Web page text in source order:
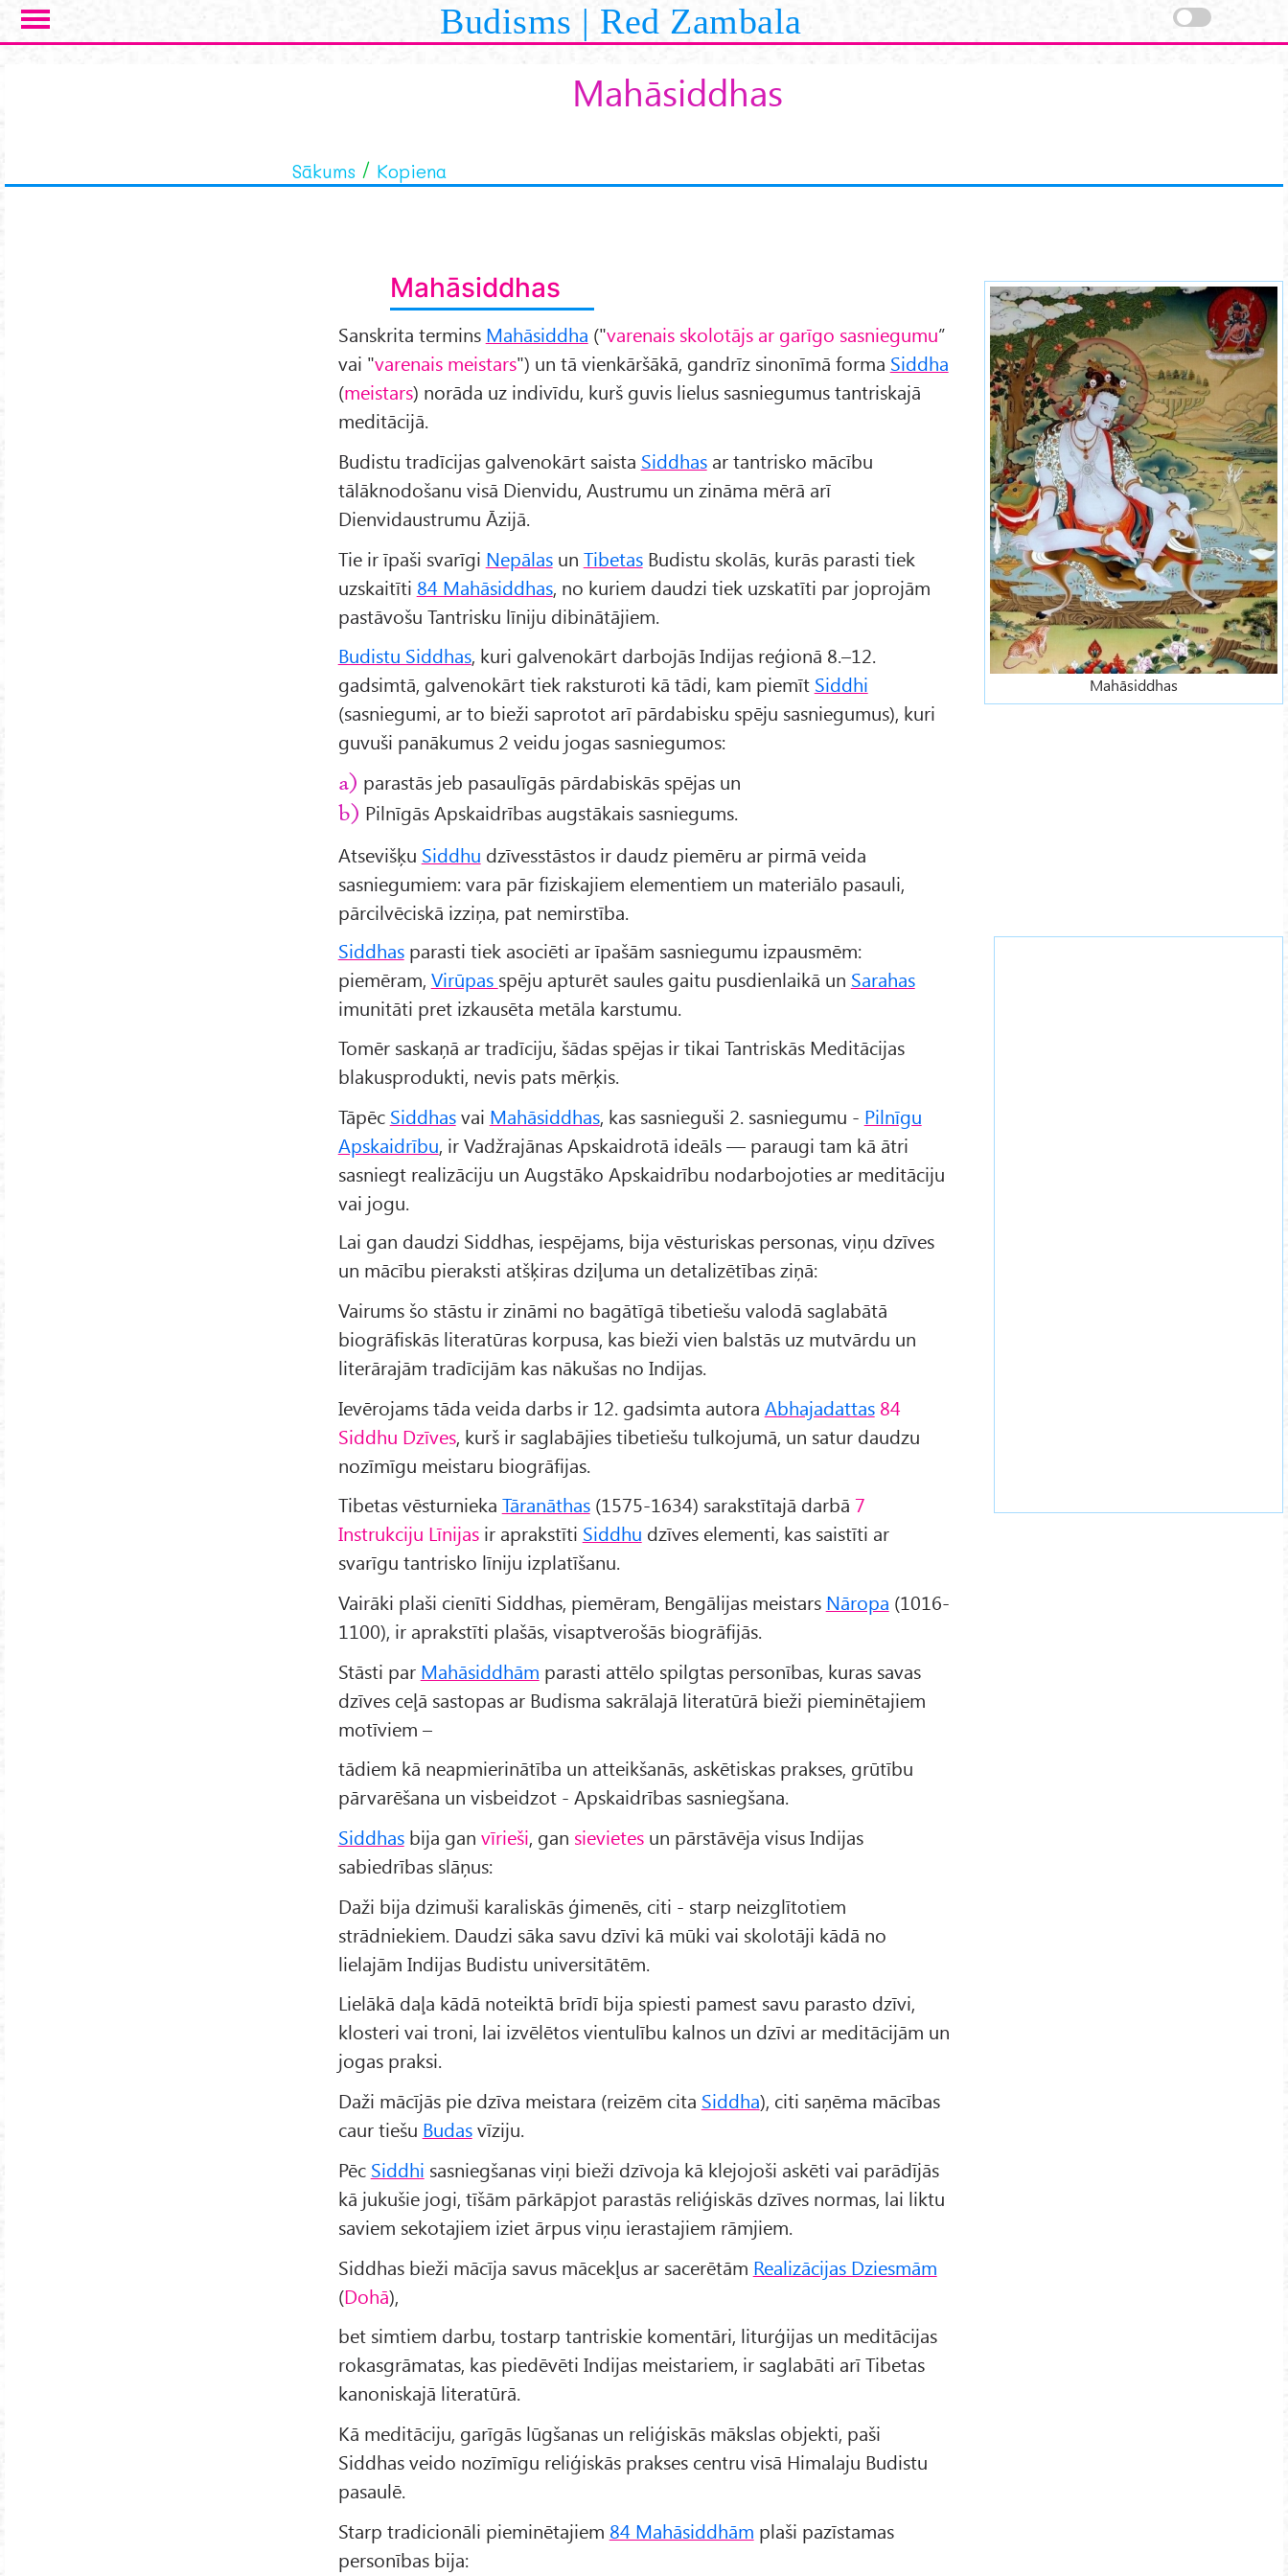
Skip to main content Budisms | Red Zambala
Mahāsiddhas
Sākums Kopiena
mahasiddhas.jpg
Mahāsiddhas
Mahāsiddhas
Sanskrita termins Mahāsiddha ("varenais skolotājs ar garīgo sasniegumu”
vai "varenais meistars") un tā vienkāršākā, gandrīz sinonīmā forma Siddha
(meistars) norāda uz indivīdu, kurš guvis lielus sasniegumus tantriskajā
meditācijā.
Budistu tradīcijas galvenokārt saista Siddhasar tantrisko mācību
tālāknodošanu visā Dienvidu, Austrumu un zināma mērā arī
Dienvidaustrumu Āzijā.
Tie ir īpaši svarīgi Nepālasun TibetasBudistu skolās, kurās parasti tiek
uzskaitīti 84 Mahāsiddhas, no kuriem daudzi tiek uzskatīti par joprojām
pastāvošu Tantrisku līniju dibinātājiem.
Budistu Siddhas, kuri galvenokārt darbojās Indijas reģionā 8.–12.
gadsimtā, galvenokārt tiek raksturoti kā tādi, kam piemīt Siddhi
(sasniegumi, ar to bieži saprotot arī pārdabisku spēju sasniegumus), kuri
guvuši panākumus 2 veidu jogas sasniegumos:
a) parastās jeb pasaulīgās pārdabiskās spējas un
b) Pilnīgās Apskaidrības augstākais sasniegums.
Atsevišķu Siddhu dzīvesstāstos ir daudz piemēru ar pirmā veida
sasniegumiem: vara pār fiziskajiem elementiem un materiālo pasauli,
pārcilvēciskā izziņa, pat nemirstība.
Siddhasparasti tiek asociēti ar īpašām sasniegumu izpausmēm:
piemēram, Virūpas spēju apturēt saules gaitu pusdienlaikā un Sarahas
imunitāti pret izkausēta metāla karstumu.
Tomēr saskaņā ar tradīciju, šādas spējas ir tikai Tantriskās Meditācijas
blakusprodukti, nevis pats mērķis.
Tāpēc Siddhasvai Mahāsiddhas, kas sasnieguši 2. sasniegumu - Pilnīgu
Apskaidrību, ir Vadžrajānas Apskaidrotā ideāls — paraugi tam kā ātri
sasniegt realizāciju un Augstāko Apskaidrību nodarbojoties ar meditāciju
vai jogu.
Lai gan daudzi Siddhas, iespējams, bija vēsturiskas personas, viņu dzīves
un mācību pieraksti atšķiras dziļuma un detalizētības ziņā:
Vairums šo stāstu ir zināmi no bagātīgā tibetiešu valodā saglabātā
biogrāfiskās literatūras korpusa, kas bieži vien balstās uz mutvārdu un
literārajām tradīcijām kas nākušas no Indijas.
Ievērojams tāda veida darbs ir 12. gadsimta autora Abhajadattas 84
Siddhu Dzīves, kurš ir saglabājies tibetiešu tulkojumā, un satur daudzu
nozīmīgu meistaru biogrāfijas.
Tibetas vēsturnieka Tāranāthas(1575-1634) sarakstītajā darbā 7
Instrukciju Līnijasir aprakstīti Siddhu dzīves elementi, kas saistīti ar
svarīgu tantrisko līniju izplatīšanu.
Vairāki plaši cienīti Siddhas, piemēram, Bengālijas meistars Nāropa (1016-
1100), ir aprakstīti plašās, visaptverošās biogrāfijās.
Stāsti par Mahāsiddhām parasti attēlo spilgtas personības, kuras savas
dzīves ceļā sastopas ar Budisma sakrālajā literatūrā bieži pieminētajiem
motīviem –
tādiem kā neapmierinātība un atteikšanās, askētiskas prakses, grūtību
pārvarēšana un visbeidzot - Apskaidrības sasniegšana.
Siddhasbija gan vīrieši, gan sievietesun pārstāvēja visus Indijas
sabiedrības slāņus:
Daži bija dzimuši karaliskās ģimenēs, citi - starp neizglītotiem
strādniekiem. Daudzi sāka savu dzīvi kā mūki vai skolotāji kādā no
lielajām Indijas Budistu universitātēm.
Lielākā daļa kādā noteiktā brīdī bija spiesti pamest savu parasto dzīvi,
klosteri vai troni, lai izvēlētos vientulību kalnos un dzīvi ar meditācijām un
jogas praksi.
Daži mācījās pie dzīva meistara (reizēm cita Siddha), citi saņēma mācības
caur tiešu Budasvīziju.
Pēc Siddhi sasniegšanas viņi bieži dzīvoja kā klejojoši askēti vai parādījās
kā jukušie jogi, tīšām pārkāpjot parastās reliģiskās dzīves normas, lai liktu
saviem sekotajiem iziet ārpus viņu ierastajiem rāmjiem.
Siddhas bieži mācīja savus mācekļus ar sacerētām Realizācijas Dziesmām
(Dohā),
bet simtiem darbu, tostarp tantriskie komentāri, liturģijas un meditācijas
rokasgrāmatas, kas piedēvēti Indijas meistariem, ir saglabāti arī Tibetas
kanoniskajā literatūrā.
Kā meditāciju, garīgās lūgšanas un reliģiskās mākslas objekti, paši
Siddhas veido nozīmīgu reliģiskās prakses centru visā Himalaju Budistu
pasaulē.
Starp tradicionāli pieminētajiem 84 Mahāsiddhām plaši pazīstamas
personības bija: